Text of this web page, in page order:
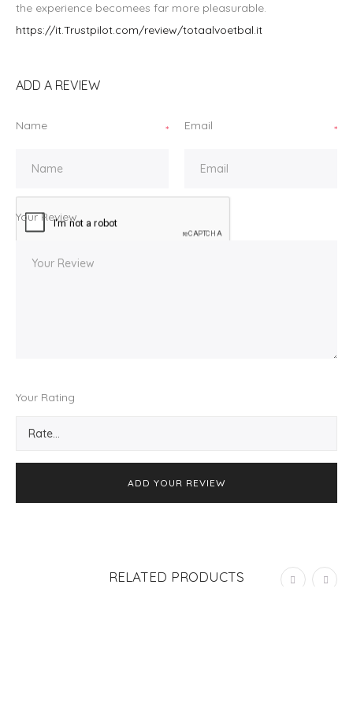
the experience becomees far more pleasurable.
https://it.Trustpilot.com/review/totaalvoetbal.it
ADD A REVIEW
Name * Email *
Your Review
Your Rating
RELATED PRODUCTS